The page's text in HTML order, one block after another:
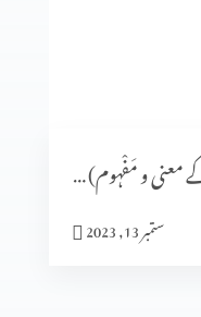
حقیقی اور اٹوٹ بندھن (شادی کے معنی و مَفْہوم) حصہ 1
ستمبر 13, 2023